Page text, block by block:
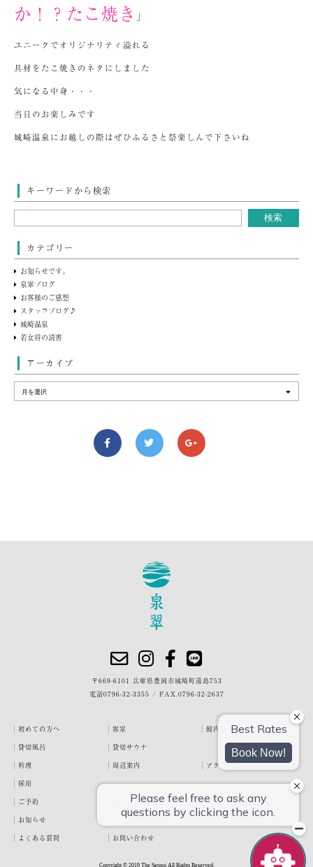
か！？たこ焼き
」
ユニークでオリジナリティ溢れる
具材をたこ焼きのネタにしました
気になる中身・・・
当日のお楽しみです
城崎温泉にお越しの際はぜひふるさと祭楽しんで下さいね
キーワードから検索
カテゴリー
お知らせです。
泉翠ブログ
お客様のご感想
スタッフブログ♪
城崎温泉
若女将の読書
アーカイブ
〒669-6101 兵庫県豊岡市城崎町湯島753
電話0796-32-3355 / FAX.0796-32-2637
初めての方へ 客室
館内・施設
貸切風呂
貸切サウナ
料理
周辺案内
アクセス
採用
ご予約
宿泊約款
プライバシーポリシー
お知らせ
お客様の声
泉翠ブログ
よくある質問
お問い合わせ
Copyright © 2019 The Sensui All Rights Reserved.